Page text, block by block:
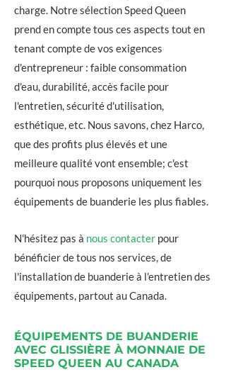
charge. Notre sélection Speed ​​Queen
prend en compte tous ces aspects tout en
tenant compte de vos exigences
d'entrepreneur : faible consommation
d'eau, durabilité, accès facile pour
l'entretien, sécurité d'utilisation,
esthétique, etc. Nous savons, chez Harco,
que des profits plus élevés et une
meilleure qualité vont ensemble; c'est
pourquoi nous proposons uniquement les
équipements de buanderie les plus fiables.
N'hésitez pas à nous contacter pour
bénéficier de tous nos services, de
l'installation de buanderie à l'entretien des
équipements, partout au Canada.
ÉQUIPEMENTS DE BUANDERIE
AVEC GLISSIÈRE À MONNAIE DE
SPEED QUEEN AU CANADA